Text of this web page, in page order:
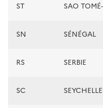
ST SAO
SN SÉNÉGAL
RS SERBIE
SC